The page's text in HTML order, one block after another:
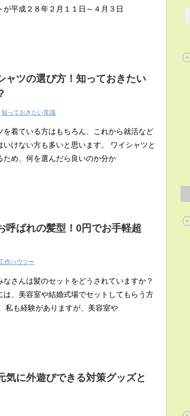
平成２８年２月１１日～４月３日
ャツの選び方！知っておきたい
知っておきたい常識
を着ている方はもちろん、これから就活など
けない方も多いと思います。 ワイシャツと
ため、何を選んだら良いのか分か
呼ばれの髪型！0円でお手軽超
作ハウツー
さんは髪のセットをどうされていますか？
、美容室や結婚式場でセットしてもらう方
私も経験がありますが、美容室や
気に外遊びできる対策グッズと